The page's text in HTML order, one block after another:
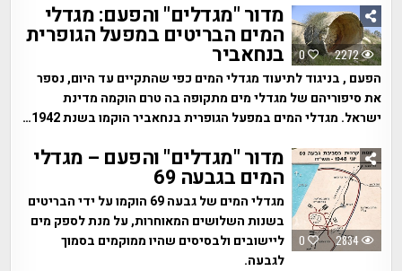
0 2272
מדור "מגדלים" והפעם: מגדלי
המים הבריטים במפעל הגופרית
בנחאביר
הפעם , בניגוד לתיעוד מגדלי המים כפי שהתקיים עד היום, נספר
את סיפוריהם של מגדלי מים מתקופה בה טרם הוקמה מדינת
ישראל. מגדלי המים במפעל הגופרית בנחאביר הוקמו בשנת 1942…
0 2834
מדור "מגדלים" והפעם – מגדלי
המים בגבעה 69
מגדלי המים של גבעה 69 הוקמו על ידי הבריטים
בשנות השלושים המאוחרות, על מנת לספק מים
ליישובים ולבסיסים שהיו ממוקמים בסמוך
לגבעה.